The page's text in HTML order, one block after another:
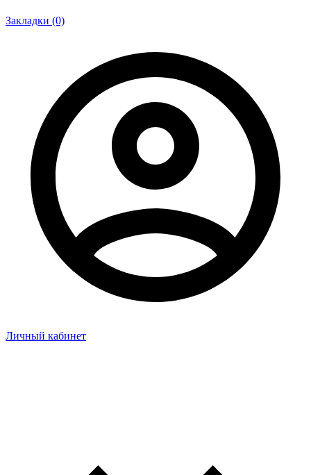
Закладки (0)
Личный кабинет